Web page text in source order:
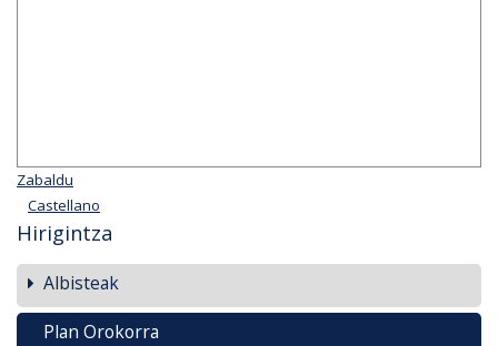
Zabaldu
Castellano
Hirigintza
Albisteak
Plan Orokorra